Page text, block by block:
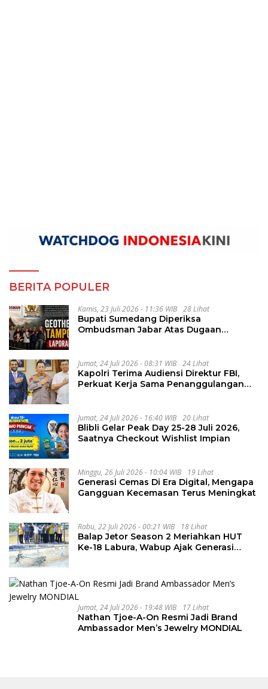
BERITA POPULER
Kamis, 23 Juli 2026 - 11:36 WIB 28 Lihat
Bupati Sumedang Diperiksa
Ombudsman Jabar Atas Dugaan
Jumat, 24 Juli 2026 - 08:31 WIB 24 Lihat
Kapolri Terima Audiensi Direktur FBI,
Perkuat Kerja Sama Penanggulangan
Jumat, 24 Juli 2026 - 16:40 WIB 20 Lihat
Blibli Gelar Peak Day 25-28 Juli 2026,
Saatnya Checkout Wishlist Impian
Minggu, 26 Juli 2026 - 10:04 WIB 19 Lihat
Generasi Cemas Di Era Digital, Mengapa
Gangguan Kecemasan Terus Meningkat
Rabu, 22 Juli 2026 - 00:21 WIB 18 Lihat
Balap Jetor Season 2 Meriahkan HUT
Ke-18 Labura, Wabup Ajak Generasi
Jumat, 24 Juli 2026 - 19:48 WIB 17 Lihat
Nathan Tjoe-A-On Resmi Jadi Brand
Ambassador Men’s Jewelry MONDIAL